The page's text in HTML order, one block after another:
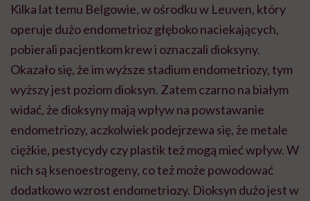
Kilka lat temu Belgowie, w ośrodku w Leuven, który
operuje dużo endometrioz głęboko naciekających,
pobierali pacjentkom krew i oznaczali dioksyny.
Okazało się, że im wyższe stadium endometriozy, tym
wyższy jest poziom dioksyn. Zatem czarno na białym
widać, że dioksyny mają wpływ na powstawanie
endometriozy, aczkolwiek podejrzewa się, że metale
ciężkie, pestycydy czy plastik też mogą mieć wpływ. W
nich są ksenoestrogeny, co też może powodować
dodatkowo wzrost endometriozy. Dioksyn dużo jest w